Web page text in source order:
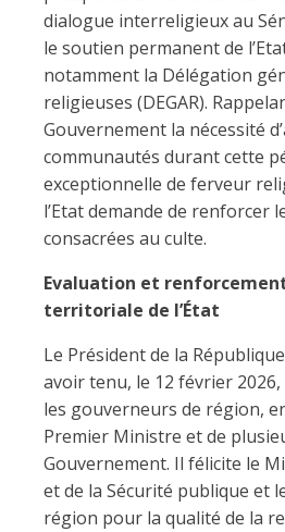
dialogue interreligieux au
le soutien permanent de
notamment la Délégation
religieuses (DEGAR).
Gouvernement la nécessité
communautés durant cette
exceptionnelle de ferveur
l’Etat demande de renforcer
consacrées au culte.
Evaluation et
territoriale de l’État
Le Président de la
avoir tenu, le 12 février
les gouverneurs de région,
Premier Ministre et de
Gouvernement. Il félicite le
et de la Sécurité publique et
région pour la qualité de la